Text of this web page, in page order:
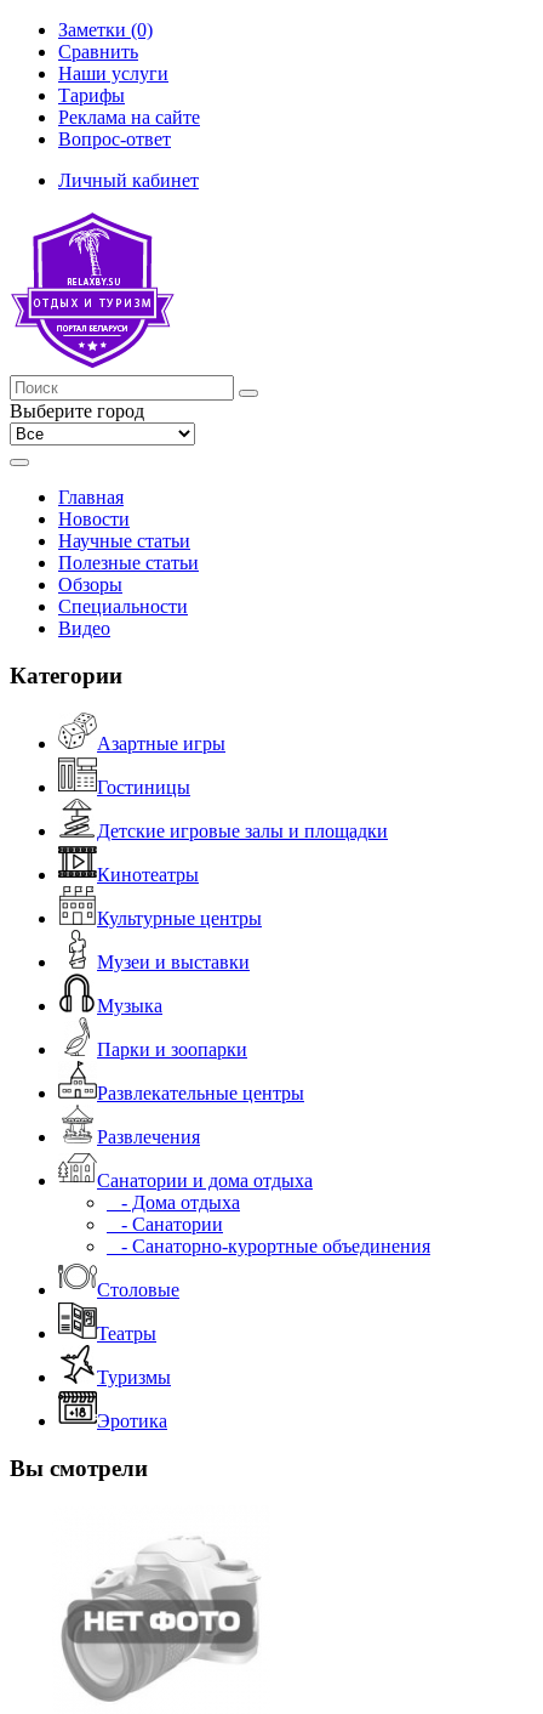
Заметки (0)
Сравнить
Наши услуги
Тарифы
Реклама на сайте
Вопрос-ответ
Личный кабинет
Выберите город
Главная
Новости
Научные статьи
Полезные статьи
Обзоры
Специальности
Видео
Категории
Азартные игры
Гостиницы
Детские игровые залы и площадки
Кинотеатры
Культурные центры
Музеи и выставки
Музыка
Парки и зоопарки
Развлекательные центры
Развлечения
Санатории и дома отдыха
- Дома отдыха
- Санатории
- Санаторно-курортные объединения
Столовые
Театры
Туризмы
Эротика
Вы смотрели